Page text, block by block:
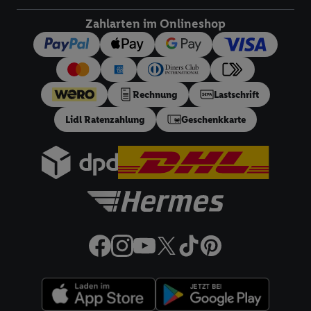
Zahlarten im Onlineshop
Rechnung Lastschrift
Lidl Ratenzahlung Geschenkkarte
dieser Werbeausspielungen.
Sofern Sie hier Ihre Zustimmung dazu erteilen und danach ein
Lidl Plus-Konto erstellen bzw. sich in Ihr bestehendes Lidl
Plus-Konto einloggen, kann darüber hinaus auch Ihre dort
angegebene E-Mail-Adresse von uns in gemeinsamer
Verantwortlichkeit mit einem der oben genannten Partner
verwendet werden, um daraus eine spezielle Online-Kennung
zu erstellen (die sogenannte EUID), die wir sodann ähnlich wie
die sogleich beschriebene Utiq-Kennung verwenden können,
um Sie in von Dritten betriebenen Diensten zu erkennen und
Ihnen personalisierte Werbung auszuspielen. Hierzu wird von
uns und einem der anderen oben genannten Partner auch Ihre
in einen Hashwert umgewandelte E-Mail-Adresse in
Zudem erlauben Sie uns, der Utiq SA/NV („Utiq“) und
in den Lidl-Diensten einzusetzen. Utiq prüft zunächst anhand
Ihrer IP-Adresse, ob die Technologie für Sie verfügbar ist.